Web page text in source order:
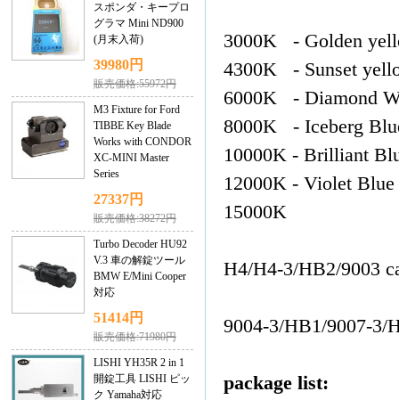
スポンダ・キープロ
グラマ Mini ND900
(月末入荷)
39980円
販売価格:55972円
M3 Fixture for Ford
TIBBE Key Blade
Works with CONDOR
XC-MINI Master
Series
27337円
販売価格:38272円
Turbo Decoder HU92
V.3 車の解錠ツール
BMW E/Mini Cooper
対応
51414円
販売価格:71980円
LISHI YH35R 2 in 1
開錠工具 LISHI ピッ
ク Yamaha対応
3000K - Golden
4300K - Sunset
6000K - Diamond
8000K - Iceberg
10000K - Brilliant
12000K - Violet Blue
15000K
H4/H4-3/HB2/9003
9004-3/HB1/9007-3/
package list: